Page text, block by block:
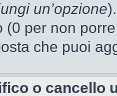
un’opzione
(0 per non
che puoi
o cancello